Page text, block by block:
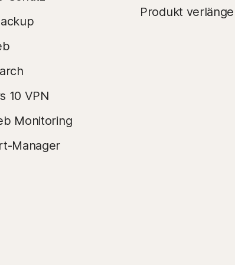
10 VPN
Monitoring
Manager
Produkt